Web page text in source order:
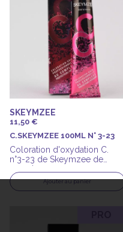
SKEYMZEE
11,50 €
C.SKEYMZEE 100ML N° 3-23
Coloration d'oxydation C.
n°3-23 de Skeymzee de
100ml
Ajouter au panier